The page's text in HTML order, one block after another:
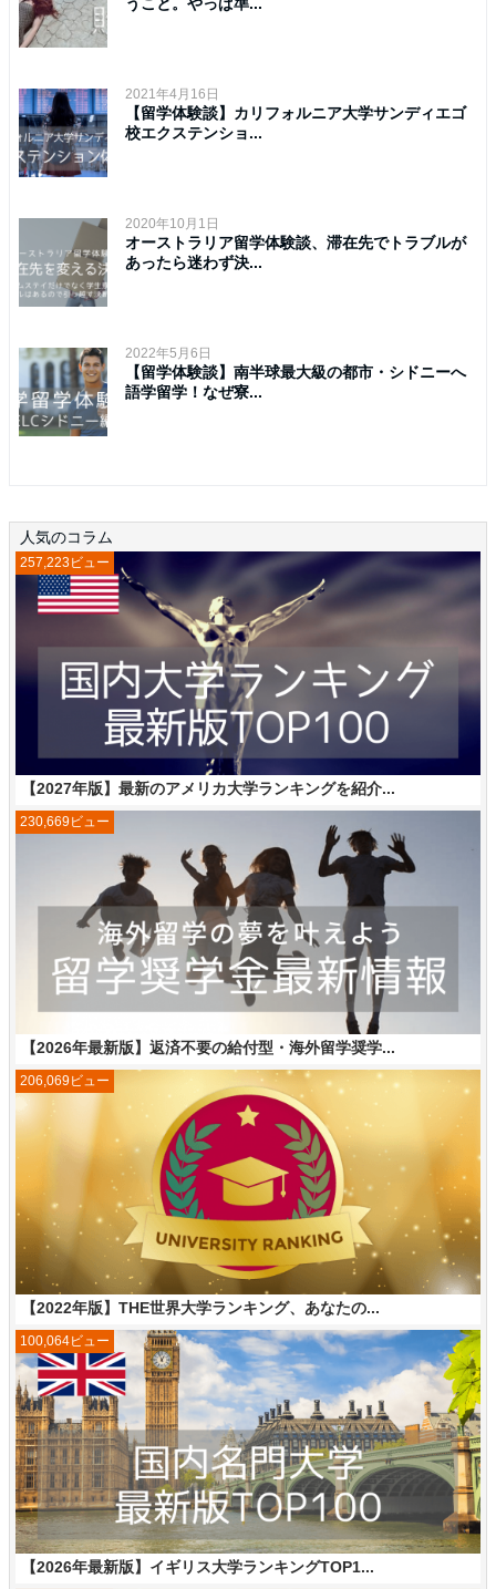
2021年4月16日
【留学体験談】カリフォルニア大学サンディエゴ
校エクステンショ...
2020年10月1日
オーストラリア留学体験談、滞在先でトラブルが
あったら迷わず決...
2022年5月6日
【留学体験談】南半球最大級の都市・シドニーへ
語学留学！なぜ寮...
人気のコラム
【2027年版】最新のアメリカ大学ランキングを紹介...
257,223ビュー
【2026年最新版】返済不要の給付型・海外留学奨学...
230,669ビュー
【2022年版】THE世界大学ランキング、あなたの...
206,069ビュー
【2026年最新版】イギリス大学ランキングTOP1...
100,064ビュー